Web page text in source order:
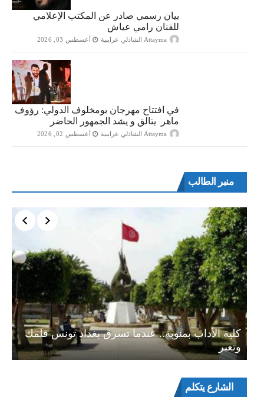
بيان رسمي صادر عن المكتب الإعلامي
للفنان رامي عياش
Attayma الشاذلي عرايبية أغسطس 03, 2026
في افتتاح مهرجان بومخلوف الدولي: رؤوف
ماهر يتالق و يشد الجمهور الحاضر
Attayma الشاذلي عرايبية أغسطس 02, 2026
منبر الطالب
كلية الأداب بمنوبة.. عندما تسرق بغداد تونس قلمك
وتعبر
الشارع يتكلممشغل